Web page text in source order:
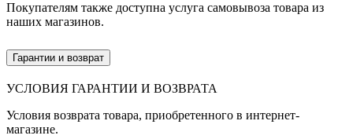
Покупателям также доступна услуга самовывоза товара из
наших магазинов.
Гарантии и возврат
УСЛОВИЯ ГАРАНТИИ И ВОЗВРАТА
Условия возврата товара, приобретенного в интернет-
магазине.